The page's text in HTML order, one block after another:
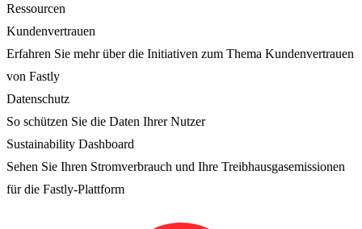
Ressourcen
Kundenvertrauen
Erfahren Sie mehr über die Initiativen zum Thema Kundenvertrauen
von Fastly
Datenschutz
So schützen Sie die Daten Ihrer Nutzer
Sustainability Dashboard
Sehen Sie Ihren Stromverbrauch und Ihre Treibhausgasemissionen
für die Fastly-Plattform